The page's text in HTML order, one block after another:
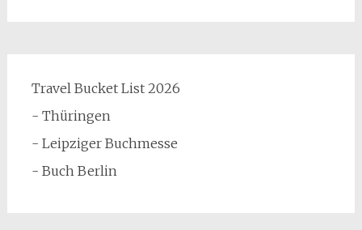
Travel Bucket List 2026
- Thüringen
- Leipziger Buchmesse
- Buch Berlin